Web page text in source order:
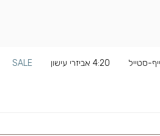
סטייל 4:20 אביזרי עישון SALE